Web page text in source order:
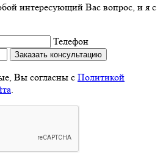
интересующий Вас вопрос, и я с
Телефон
Вы согласны с Политикой